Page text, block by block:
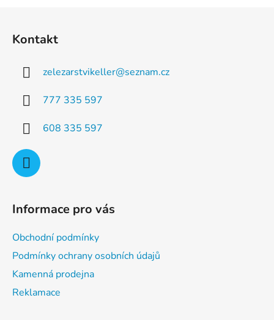
v
Kontakt
zelezarstvikeller@seznam.cz
777 335 597
608 335 597
Informace pro vás
Obchodní podmínky
Podmínky ochrany osobních údajů
Kamenná prodejna
Reklamace